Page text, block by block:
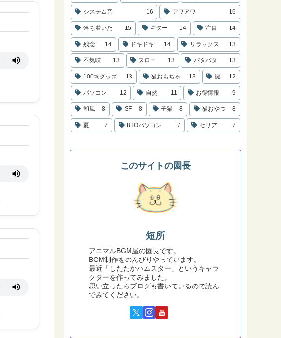
システム音 16 アワアワ 16
落ち着いた 15 ギター 14 注目 14
残念 14 ドキドキ 14 リラックス 13
不気味 13 スロー 13 バタバタ 13
100均グッズ 13 猫おもちゃ 13 謎 12
パソコン 12 自然 11 お得情報 9
和風 8 SF 8 子猫 8 猫おやつ 8
夏 7 BTOパソコン 7 セリア 7
このサイトの園長
短所
アニマルBGM屋の園長です。
BGM制作をのんびりやっています。
最近「したたかハムスター」というキャラ
クターを作ってみました。
思い立ったらブログも書いているので読ん
でみてください。